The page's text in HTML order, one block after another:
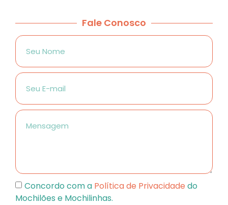
Fale Conosco
Concordo com a Política de Privacidade do
Mochilões e Mochilinhas.